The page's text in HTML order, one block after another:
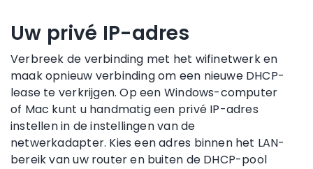
Uw privé IP-adres
Verbreek de verbinding met het wifinetwerk en
maak opnieuw verbinding om een nieuwe DHCP-
lease te verkrijgen. Op een Windows-computer
of Mac kunt u handmatig een privé IP-adres
instellen in de instellingen van de
netwerkadapter. Kies een adres binnen het LAN-
bereik van uw router en buiten de DHCP-pool